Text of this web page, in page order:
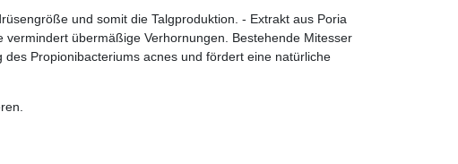
und somit die Talgproduktion. - Extrakt aus Poria
übermäßige Verhornungen. Bestehende Mitesser
Propionibacteriums acnes und fördert eine natürliche